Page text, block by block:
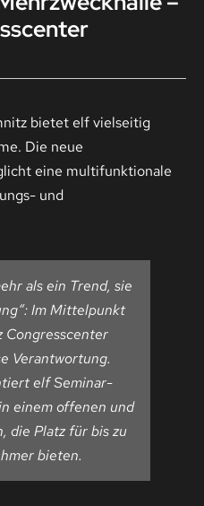
bietet elf vielseitig
Die neue
eine multifunktionale
und
als ein Trend, sie
Im Mittelpunkt
Congresscenter
Verantwortung.
elf Seminar-
einem offenen und
die Platz für bis zu
bieten.